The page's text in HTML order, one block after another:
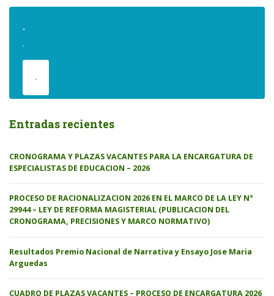
.
.
.
Entradas recientes
CRONOGRAMA Y PLAZAS VACANTES PARA LA ENCARGATURA DE
ESPECIALISTAS DE EDUCACION – 2026
PROCESO DE RACIONALIZACION 2026 EN EL MARCO DE LA LEY N°
29944 – LEY DE REFORMA MAGISTERIAL (PUBLICACION DEL
CRONOGRAMA, PRECISIONES Y MARCO NORMATIVO)
Resultados Premio Nacional de Narrativa y Ensayo Jose Maria
Arguedas
CUADRO DE PLAZAS VACANTES – PROCESO DE ENCARGATURA 2026